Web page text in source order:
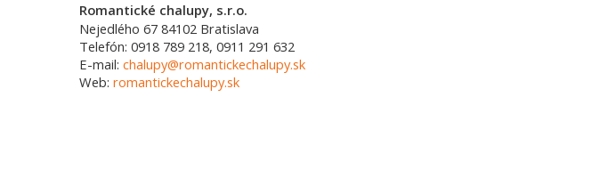
Romantické chalupy, s.r.o.
Nejedlého 67 84102 Bratislava
Telefón: 0918 789 218, 0911 291 632
E-mail: chalupy@romantickechalupy.sk
Web: romantickechalupy.sk